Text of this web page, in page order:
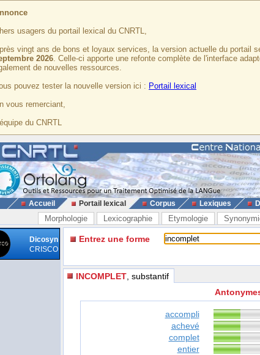
usagers du portail lexical du CNRTL,
vingt ans de bons et loyaux services, la version actuelle du portail
2026. Celle-ci apporte une refonte complète de l'interface
de nouvelles ressources.
pouvez tester la nouvelle version ici : Portail lexical
vous remerciant,
du CNRTL
Accueil Portail lexical Corpus Lexiques
Morphologie Lexicographie Etymologie
Dicosyn
CRISCO
Entrez une forme
INCOMPLET , substantif
accompli
achevé
complet
entier